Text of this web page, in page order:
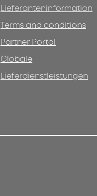
Lieferanteninformation
Terms and conditions
Partner Portal
Globale
Lieferdienstleistungen